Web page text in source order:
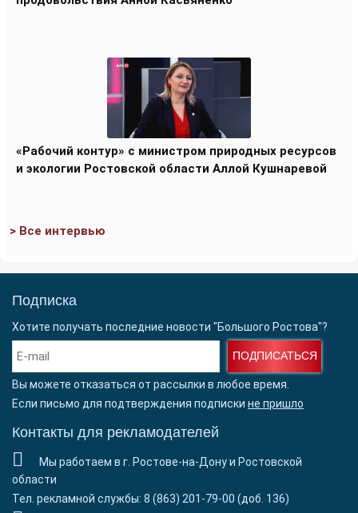
«Рабочий контур» с министром природных ресурсов
и экологии Ростовской области Аллой Кушнаревой
> Все интервью
Подписка
Хотите получать последние новости "Большого Ростова"?
ПОДПИСАТЬСЯ
Вы можете отказаться от рассылки в любое время.
Если письмо для подтверждения подписки не пришло
Контакты для рекламодателей
Мы работаем в г. Ростове-на-Дону и Ростовской
области
Тел. рекламной службы: 8 (863) 201-79-00 (доб. 136)